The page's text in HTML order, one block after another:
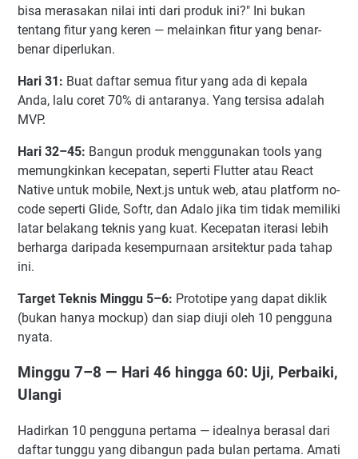
bisa merasakan nilai inti dari produk ini?" Ini bukan
tentang fitur yang keren — melainkan fitur yang benar-
benar diperlukan.
Hari 31: Buat daftar semua fitur yang ada di kepala
Anda, lalu coret 70% di antaranya. Yang tersisa adalah
MVP.
Hari 32–45: Bangun produk menggunakan tools yang
memungkinkan kecepatan, seperti Flutter atau React
Native untuk mobile, Next.js untuk web, atau platform no-
code seperti Glide, Softr, dan Adalo jika tim tidak memiliki
latar belakang teknis yang kuat. Kecepatan iterasi lebih
berharga daripada kesempurnaan arsitektur pada tahap
ini.
Target Teknis Minggu 5–6: Prototipe yang dapat diklik
(bukan hanya mockup) dan siap diuji oleh 10 pengguna
nyata.
Minggu 7–8 — Hari 46 hingga 60: Uji, Perbaiki,
Ulangi
Hadirkan 10 pengguna pertama — idealnya berasal dari
daftar tunggu yang dibangun pada bulan pertama. Amati